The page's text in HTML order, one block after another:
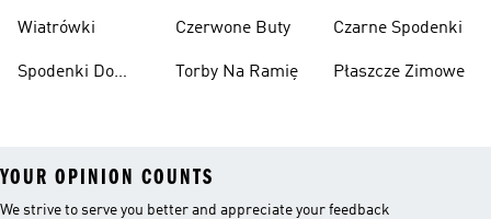
Wiatrówki
Spodenki Do
Czerwone Buty
Torby Na Ramię
Czarne Spodenki
Płaszcze Zimowe
YOUR OPINION COUNTS
We strive to serve you better and appreciate your feedback